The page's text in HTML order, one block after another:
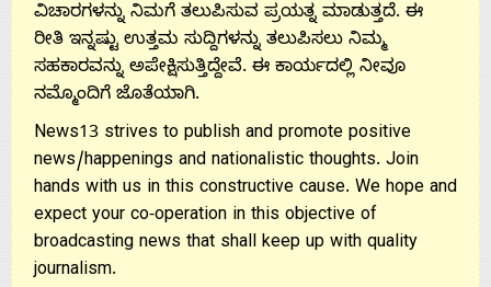
ವಿಚಾರಗಳನ್ನು ನಿಮಗೆ ತಲುಪಿಸುವ ಪ್ರಯತ್ನ ಮಾಡುತ್ತದೆ. ಈ
ರೀತಿ ಇನ್ನಷ್ಟು ಉತ್ತಮ ಸುದ್ದಿಗಳನ್ನು ತಲುಪಿಸಲು ನಿಮ್ಮ
ಸಹಕಾರವನ್ನು ಅಪೇಕ್ಷಿಸುತ್ತಿದ್ದೇವೆ. ಈ ಕಾರ್ಯದಲ್ಲಿ ನೀವೂ
ನಮ್ಮೊಂದಿಗೆ ಜೊತೆಯಾಗಿ.
News13 strives to publish and promote positive
news/happenings and nationalistic thoughts. Join
hands with us in this constructive cause. We hope and
expect your co-operation in this objective of
broadcasting news that shall keep up with quality
journalism.